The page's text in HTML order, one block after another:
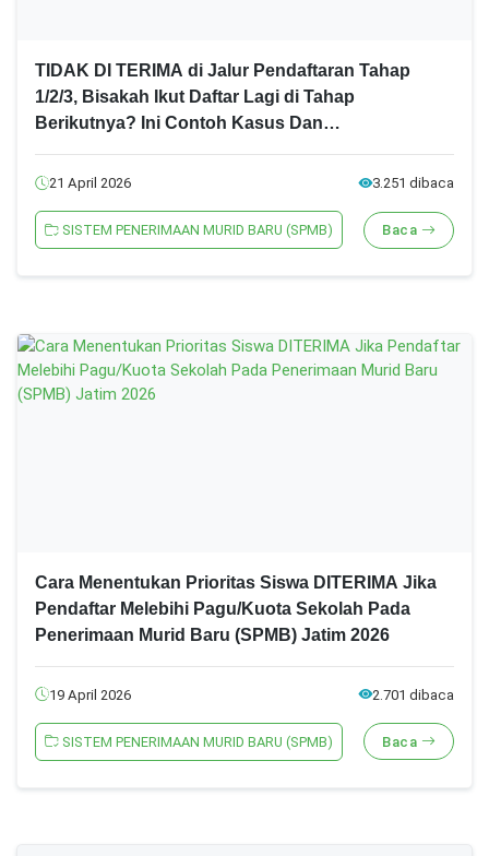
TIDAK DI TERIMA di Jalur Pendaftaran Tahap
1/2/3, Bisakah Ikut Daftar Lagi di Tahap
Berikutnya? Ini Contoh Kasus Dan
SMA/SMK
21 April 2026 3.251 dibaca
SISTEM PENERIMAAN MURID BARU (SPMB) Baca
Cara Menentukan Prioritas Siswa DITERIMA Jika
Pendaftar Melebihi Pagu/Kuota Sekolah Pada
Penerimaan Murid Baru (SPMB) Jatim 2026
19 April 2026 2.701 dibaca
SISTEM PENERIMAAN MURID BARU (SPMB) Baca